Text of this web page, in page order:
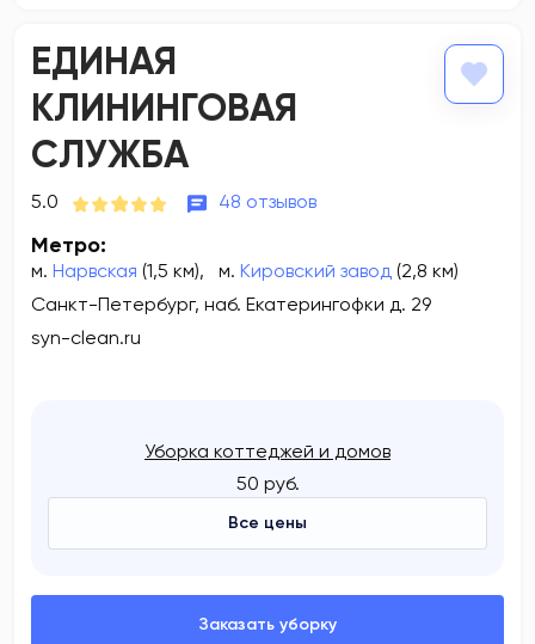
ЕДИНАЯ
КЛИНИНГОВАЯ
СЛУЖБА
5.0 48 отзывов
Метро:
м. Нарвская (1,5 км), м. Кировский завод (2,8 км)
Санкт-Петербург, наб. Екатерингофки д. 29
syn-clean.ru
Уборка коттеджей и домов
50 руб.
Все цены